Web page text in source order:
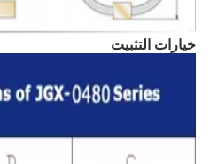
خيارات التثبيت